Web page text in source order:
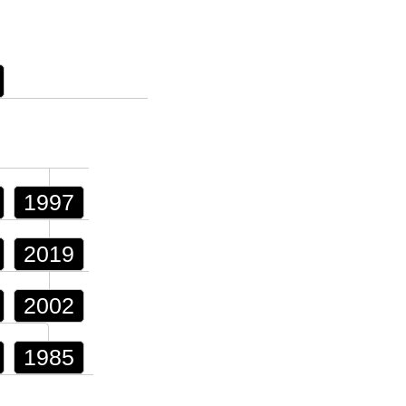
1997
2019
2002
1985